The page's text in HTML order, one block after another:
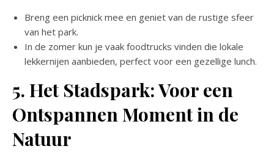
Breng een picknick mee en geniet van de rustige sfeer
van het park.
In de zomer kun je vaak foodtrucks vinden die lokale
lekkernijen aanbieden, perfect voor een gezellige lunch.
5. Het Stadspark: Voor een
Ontspannen Moment in de
Natuur